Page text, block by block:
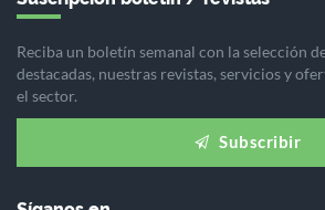
Reciba un boletín semanal con la selección
destacadas, nuestras revistas, servicios y
el sector.
Subscribir